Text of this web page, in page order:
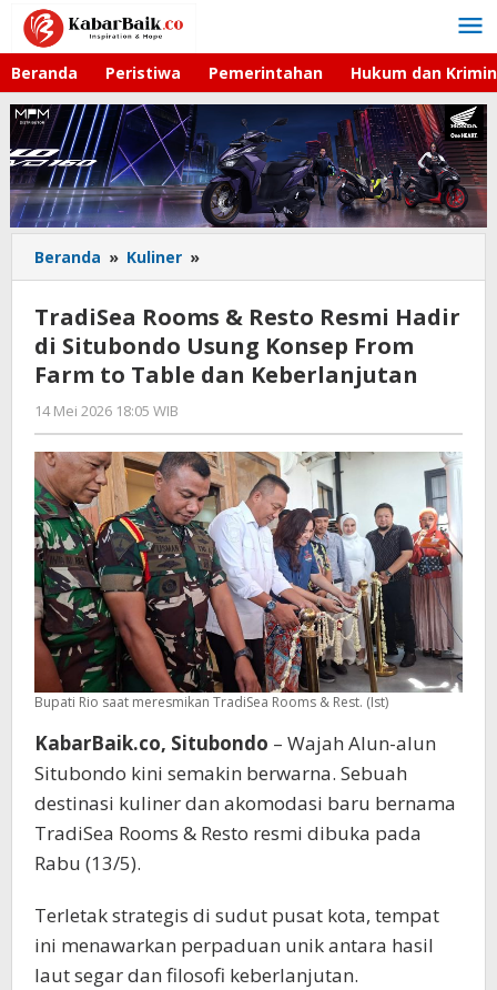
Lewati
konten
Beranda Peristiwa Pemerintahan Hukum dan
Beranda » Kuliner »
Rooms
Resto
Resmi
Hadir
Konsep
From
Farm
to
Table
dan
Keberlanjutan
TradiSea Rooms & Resto Resmi Hadir
di Situbondo Usung Konsep From
Farm to Table dan Keberlanjutan
14 Mei 2026 18:05 WIB
Gagah
Saputra
Bupati Rio saat meresmikan TradiSea Rooms & Rest. (Ist)
KabarBaik.co, Situbondo – Wajah Alun-alun
Situbondo kini semakin berwarna. Sebuah
destinasi kuliner dan akomodasi baru bernama
TradiSea Rooms & Resto resmi dibuka pada
Rabu (13/5).
Terletak strategis di sudut pusat kota, tempat
ini menawarkan perpaduan unik antara hasil
laut segar dan filosofi keberlanjutan.